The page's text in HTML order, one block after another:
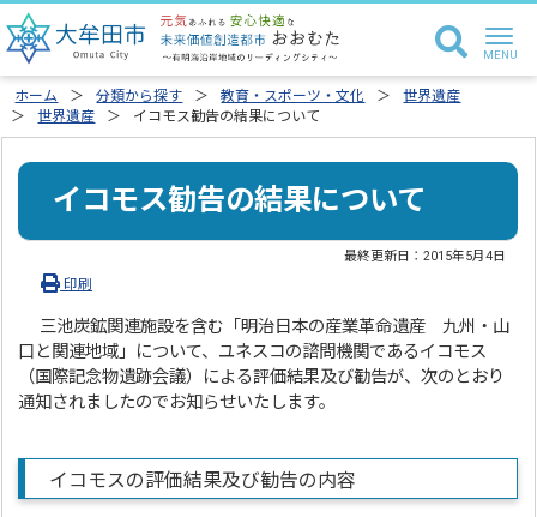
ホーム 分類から探す 教育・スポーツ・文化
世界遺産
世界遺産
イコモス勧告の結果について
イコモス勧告の結果について
最終更新日：2015年5月4日
印刷
三池炭鉱関連施設を含む「明治日本の産業革命遺産 九州・山
口と関連地域」について、ユネスコの諮問機関であるイコモス
（国際記念物遺跡会議）による評価結果及び勧告が、次のとおり
通知されましたのでお知らせいたします。
イコモスの評価結果及び勧告の内容